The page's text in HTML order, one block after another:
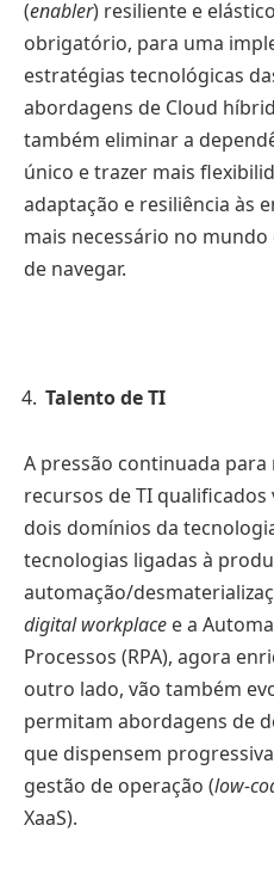
(enabler) resiliente e
obrigatório, para uma
estratégias tecnológicas
abordagens de Cloud
também eliminar a
único e trazer mais
adaptação e resiliência às
mais necessário no
de navegar.
Talento de TI
A pressão continuada
recursos de TI
dois domínios da
tecnologias ligadas à
automação/
digital workplace e a
Processos (RPA), agora
outro lado, vão também
permitam abordagens de
que dispensem
gestão de operação (low-
XaaS).